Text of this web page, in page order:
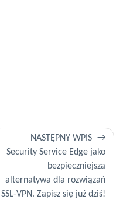
NASTĘPNY WPIS
Security Service Edge jako
bezpieczniejsza
alternatywa dla rozwiązań
SSL-VPN. Zapisz się już dziś!